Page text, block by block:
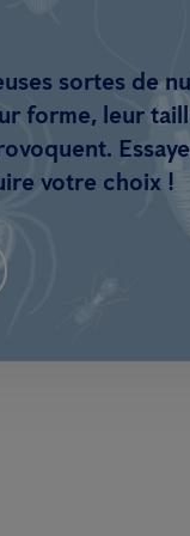
sortes de
forme, leur
votre choix !